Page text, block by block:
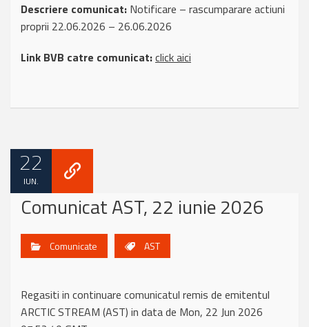
Descriere comunicat: Notificare – rascumparare actiuni
proprii 22.06.2026 – 26.06.2026
Link BVB catre comunicat:click aici
22
IUN.
Comunicat AST, 22 iunie 2026
Comunicate AST
Regasiti in continuare comunicatul remis de emitentul
ARCTIC STREAM (AST) in data de Mon, 22 Jun 2026